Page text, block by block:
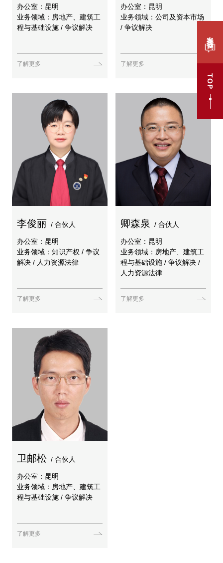
TOP
办公室：昆明
业务领域：房地产、建筑工
程与基础设施 / 争议解决
了解更多
办公室：昆明
业务领域：公司及资本市场
/ 争议解决
了解更多
李俊丽 / 合伙人
办公室：昆明
业务领域：知识产权 / 争议
解决 / 人力资源法律
了解更多
卿森泉 / 合伙人
办公室：昆明
业务领域：房地产、建筑工
程与基础设施 / 争议解决 /
人力资源法律
了解更多
卫邮松 / 合伙人
办公室：昆明
业务领域：房地产、建筑工
程与基础设施 / 争议解决
了解更多